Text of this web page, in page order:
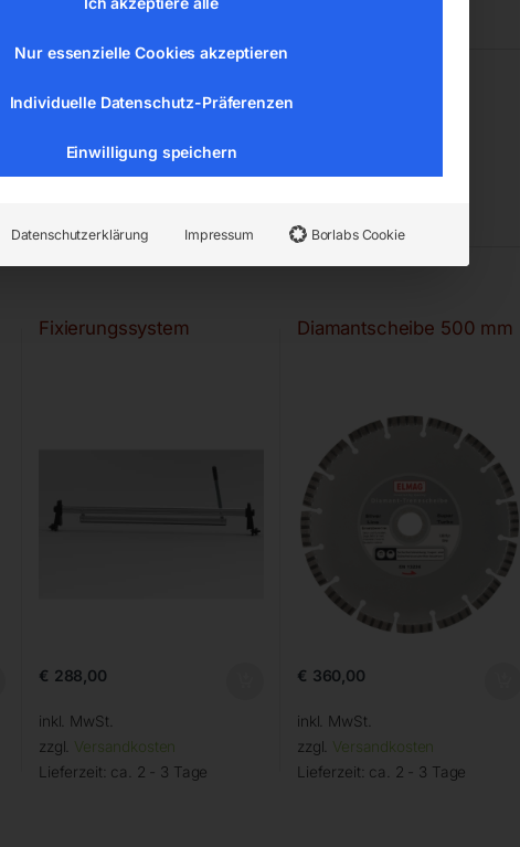
Fixierungssystem
€ 288,00
inkl. MwSt.
zzgl. Versandkosten
Lieferzeit: ca. 2 - 3 Tage
Diamantscheibe 500 mm
€ 360,00
inkl. MwSt.
zzgl. Versandkosten
Lieferzeit: ca. 2 - 3 Tage
Nur essenzielle Cookies akzeptieren
Individuelle Datenschutz-Präferenzen
Einwilligung speichern
Datenschutzerklärung Impressum Borlabs Cookie